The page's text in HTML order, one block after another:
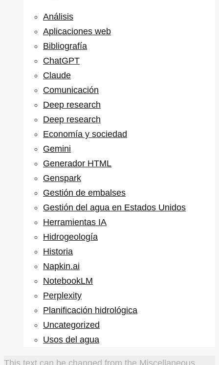
Análisis
Aplicaciones web
Bibliografía
ChatGPT
Claude
Comunicación
Deep research
Deep research
Economía y sociedad
Gemini
Generador HTML
Genspark
Gestión de embalses
Gestión del agua en Estados Unidos
Herramientas IA
Hidrogeología
Historia
Napkin.ai
NotebookLM
Perplexity
Planificación hidrológica
Uncategorized
Usos del agua
This text can be changed from the Miscellaneous